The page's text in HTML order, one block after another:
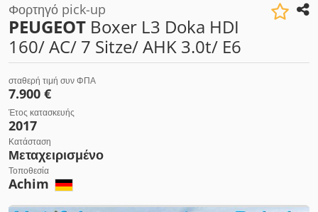
Φορτηγό pick-up
PEUGEOT Boxer L3 Doka HDI
160/ AC/ 7 Sitze/ AHK 3.0t/ E6
σταθερή τιμή συν ΦΠΑ
7.900 €
Έτος κατασκευής
2017
Κατάσταση
Μεταχειρισμένο
Τοποθεσία
Achim